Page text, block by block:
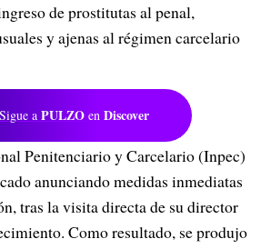
de prostitutas al penal,
y ajenas al régimen carcelario
Sigue a PULZO en Discover
Penitenciario y Carcelario (Inpec)
anunciando medidas inmediatas
tras la visita directa de su director
Como resultado, se produjo